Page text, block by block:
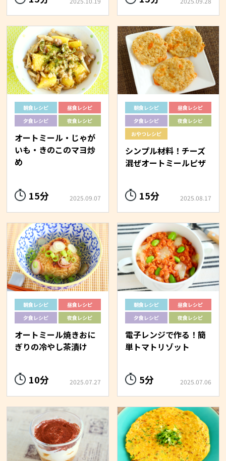
朝食レシピ
昼食レシピ
夕食レシピ
夜食レシピ
オートミール・じゃが
いも・きのこのマヨ炒
め
15分 2025.09.07
朝食レシピ
昼食レシピ
夕食レシピ
夜食レシピ
おやつレシピ
シンプル材料！チーズ
混ぜオートミールピザ
15分 2025.08.17
朝食レシピ
昼食レシピ
夕食レシピ
夜食レシピ
オートミール焼きおに
ぎりの冷やし茶漬け
10分 2025.07.27
朝食レシピ
昼食レシピ
夕食レシピ
夜食レシピ
電子レンジで作る！簡
単トマトリゾット
5分 2025.07.06